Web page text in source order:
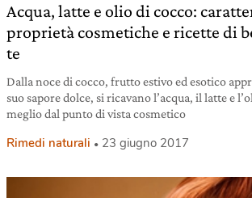
Acqua, latte e olio di cocco:
proprietà cosmetiche e ricette di
te
Dalla noce di cocco, frutto estivo ed esotico
suo sapore dolce, si ricavano l’acqua, il latte e
meglio dal punto di vista cosmetico
Rimedi naturali 23 giugno 2017